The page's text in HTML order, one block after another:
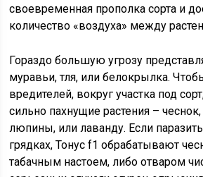
своевременная прополка сорта и
количество «воздуха» между
Гораздо большую угрозу
муравьи, тля, или белокрылка.
вредителей, вокруг участка под
сильно пахнущие растения –
люпины, или лаванду. Если
грядках, Тонус f1 обрабатывают
табачным настоем, либо отваром